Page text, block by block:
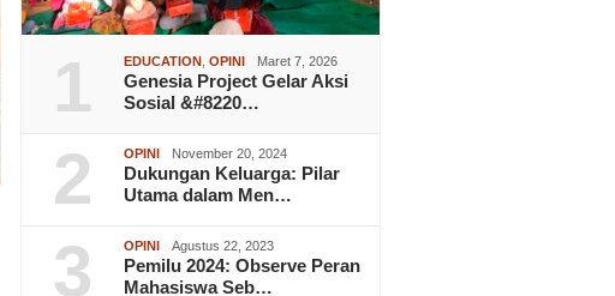
1 EDUCATION ,OPINI Maret 7, 2026
Genesia Project Gelar Aksi
Sosial &#8220…
2 OPINI November 20, 2024
Dukungan Keluarga: Pilar
Utama dalam Men…
3 OPINI Agustus 22, 2023
Pemilu 2024: Observe Peran
Mahasiswa Seb…